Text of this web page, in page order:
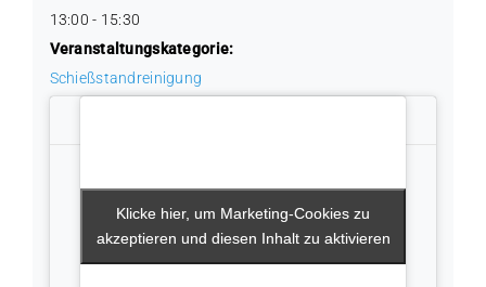
13:00 - 15:30
Veranstaltungskategorie:
Schießstandreinigung
Klicke hier, um Marketing-Cookies zu
akzeptieren und diesen Inhalt zu aktivieren
Klicke hier, um Marketing-Cookies zu
akzeptieren und diesen Inhalt zu aktivieren